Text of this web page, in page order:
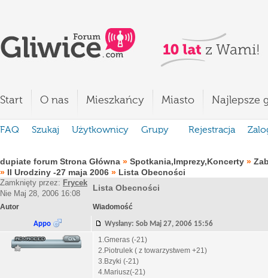
Start O nas Mieszkańcy Miasto Najlepsze
FAQ Szukaj Użytkownicy Grupy Rejestracja
dupiate forum Strona Główna » Spotkania,Imprezy,Koncerty »
» II Urodziny -27 maja 2006 » Lista Obecności
Zamknięty przez: Frycek
Nie Maj 28, 2006 16:08
Lista Obecności
Autor Wiadomość
Appo Wysłany: Sob Maj 27, 2006 15:56
1.Gmeras (-21)
2.Piotrulek ( z towarzystwem +21)
3.Bzyki (-21)
4.Mariusz(-21)